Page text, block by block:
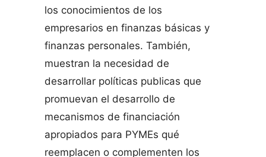
los conocimientos de los
empresarios en finanzas básicas y
finanzas personales. También,
muestran la necesidad de
desarrollar políticas publicas que
promuevan el desarrollo de
mecanismos de financiación
apropiados para PYMEs qué
reemplacen o complementen los